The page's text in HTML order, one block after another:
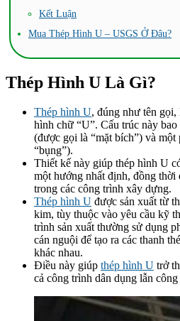
Kết Luận
Mua Thép Hình U – USGS Ở Đâu?
Thép Hình U Là Gì?
Thép hình U, đúng như tên gọi,
hình chữ “U”. Cấu trúc này
(được gọi là “mặt bích”) và
“bụng”).
Thiết kế này giúp thép hình U
một hướng nhất định, đồng thời
trong các công trình xây dựng.
Thép hình U được sản xuất từ
kim, tùy thuộc vào yêu cầu kỹ
trình sản xuất thường sử dụng
cán nguội để tạo ra các thanh
khác nhau.
Điều này giúp thép hình U trở
cả công trình dân dụng lẫn